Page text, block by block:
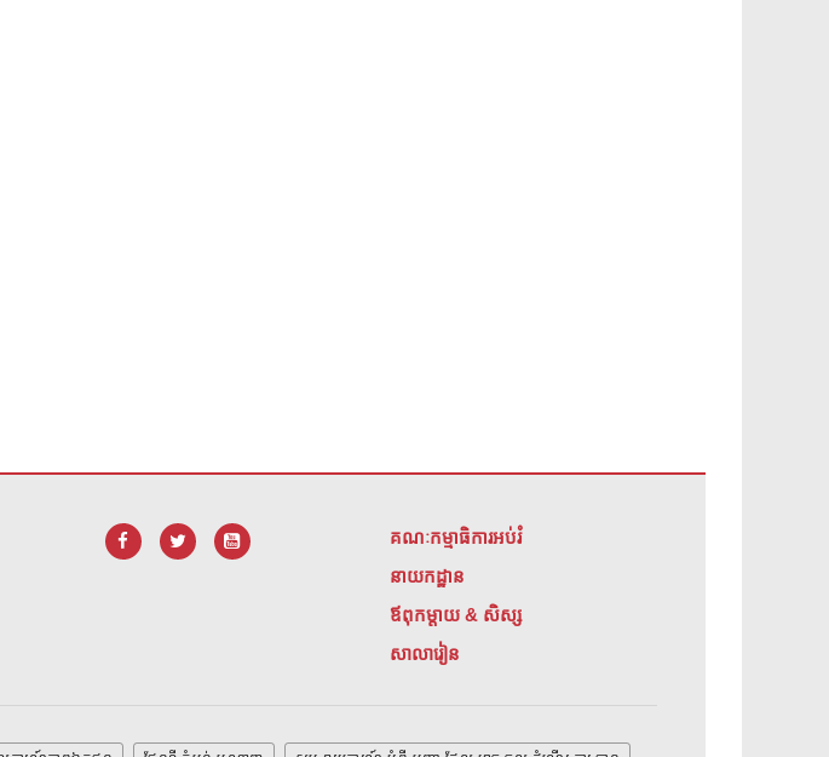
គណៈកម្មាធិការអប់រំ
នាយកដ្ឋាន
ឪពុកម្តាយ & សិស្ស
សាលារៀន